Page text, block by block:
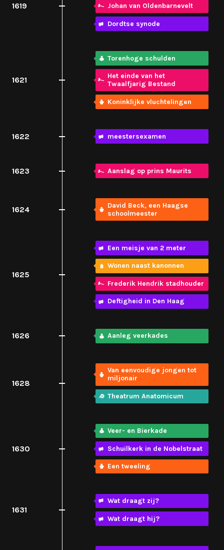
1619 Johan van Oldenbarnevelt
Dordtse synode
1621
Torenhoge schulden
Het einde van het
Twaalfjarig Bestand
Koninklijke vluchtelingen
1622 meestersexamen
1623 Aanslag op prins Maurits
1624
David Beck, een Haagse
schoolmeester
1625
Een meisje van 2 meter
Wonen naast kanonnen
Frederik Hendrik stadhouder
Deftigheid in Den Haag
1626 Aanleg veerkades
1628
Van eenvoudige jongen tot
miljonair
Theatrum Anatomicum
1630
Veer- en Bierkade
Schuilkerk in de Nobelstraat
Een tweeling
1631
Wat draagt zij?
Wat draagt hij?